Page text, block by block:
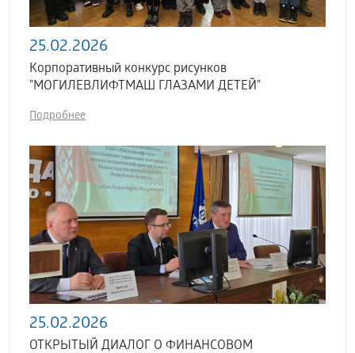
25.02.2026
Корпоративный конкурс рисунков
"МОГИЛЕВЛИФТМАШ ГЛАЗАМИ ДЕТЕЙ"
Подробнее
25.02.2026
ОТКРЫТЫЙ ДИАЛОГ О ФИНАНСОВОМ